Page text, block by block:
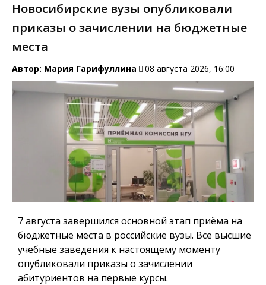
Новосибирские вузы опубликовали
приказы о зачислении на бюджетные
места
Автор: Мария Гарифуллина 08 августа 2026, 16:00
7 августа завершился основной этап приёма на
бюджетные места в российские вузы. Все высшие
учебные заведения к настоящему моменту
опубликовали приказы о зачислении
абитуриентов на первые курсы.